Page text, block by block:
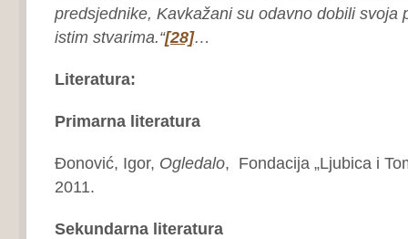
predsjednike, Kavkažani su odavno dobili svoja
istim stvarima.“[28]…
Literatura:
Primarna literatura
Đonović, Igor, Ogledalo, Fondacija „Ljubica i
2011.
Sekundarna literatura